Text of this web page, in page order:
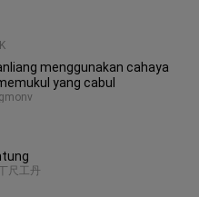
menggunakan cahaya
yang cabul
尺工丹